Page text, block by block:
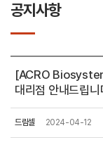
공지사항
[ACRO
대리점 안내드립니
드림셀 2024-04-12